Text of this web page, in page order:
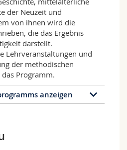
der Neuzeit und
von ihnen wird die
die das Ergebnis
darstellt.
Lehrveranstaltungen und
der methodischen
Programm.
anzeigen
Geschichte an der